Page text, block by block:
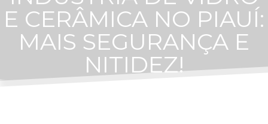
E CERÂMICA NO PIAUÍ:
MAIS SEGURANÇA E
NITIDEZ!